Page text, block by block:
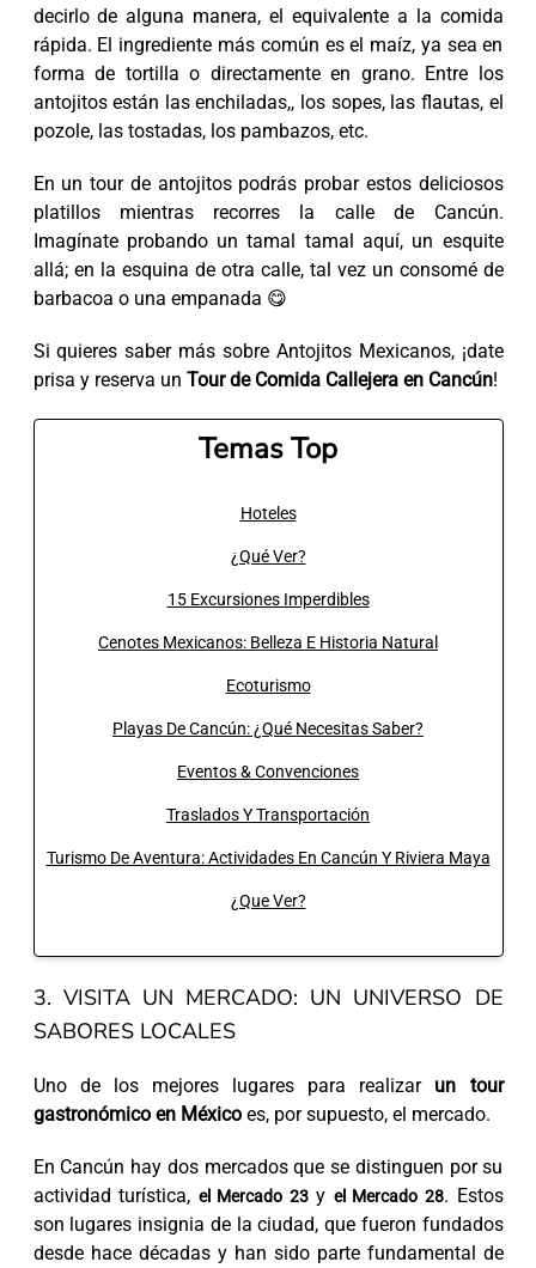
decirlo de alguna manera, el equivalente a la comida
rápida. El ingrediente más común es el maíz, ya sea en
forma de tortilla o directamente en grano. Entre los
antojitos están las enchiladas,, los sopes, las flautas, el
pozole, las tostadas, los pambazos, etc.
En un tour de antojitos podrás probar estos deliciosos
platillos mientras recorres la calle de Cancún.
Imagínate probando un tamal tamal aquí, un esquite
allá; en la esquina de otra calle, tal vez un consomé de
barbacoa o una empanada 😋
Si quieres saber más sobre Antojitos Mexicanos, ¡date
prisa y reserva un Tour de Comida Callejera en Cancún!
Temas Top
Hoteles
¿Qué Ver?
15 Excursiones Imperdibles
Cenotes Mexicanos: Belleza E Historia Natural
Ecoturismo
Playas De Cancún: ¿Qué Necesitas Saber?
Eventos & Convenciones
Traslados Y Transportación
Turismo De Aventura: Actividades En Cancún Y Riviera Maya
¿Que Ver?
3. VISITA UN MERCADO: UN UNIVERSO DE
SABORES LOCALES
Uno de los mejores lugares para realizar un tour
gastronómico en Méxicoes, por supuesto, el mercado.
En Cancún hay dos mercados que se distinguen por su
actividad turística, el Mercado 23y el Mercado 28. Estos
son lugares insignia de la ciudad, que fueron fundados
desde hace décadas y han sido parte fundamental de